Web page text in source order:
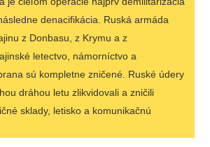
denacifikácia. Ruská armáda
z Donbasu, z Krymu a z
letectvo, námorníctvo a
sú kompletne zničené. Ruské údery
dráhou letu zlikvidovali a zničili
sklady, letisko a komunikačnú